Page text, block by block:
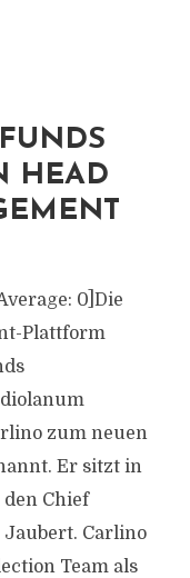
HEAD
0]Die
Plattform
zum neuen
Er sitzt in
Chief
Carlino
Team als